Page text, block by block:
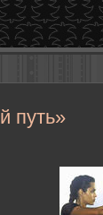
путь»